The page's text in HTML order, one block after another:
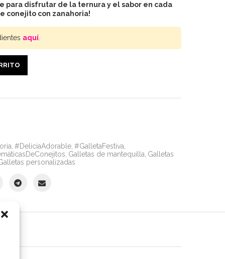
para disfrutar de la ternura y el sabor en cada
conejito con zanahoria!
aquí.
#DeliciaAdorable, #GalletaFestiva
Galletas de mantequilla Galletas
personalizadas